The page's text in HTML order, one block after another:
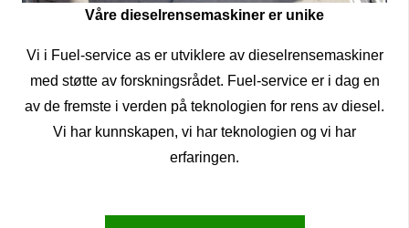
Våre dieselrensemaskiner er unike
Vi i Fuel-service as er utviklere av dieselrensemaskiner
med støtte av forskningsrådet. Fuel-service er i dag en
av de fremste i verden på teknologien for rens av diesel.
Vi har kunnskapen, vi har teknologien og vi har
erfaringen.